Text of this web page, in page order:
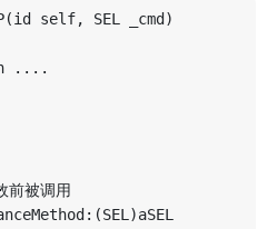
self, SEL _cmd)
....
前被调用